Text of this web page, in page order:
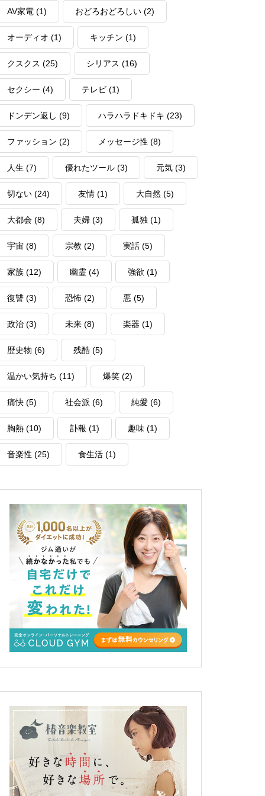
AV家電 (1) おどろおどろしい (2)
オーディオ (1) キッチン (1)
クスクス (25) シリアス (16)
セクシー (4) テレビ (1)
ドンデン返し (9) ハラハラドキドキ (23)
ファッション (2) メッセージ性 (8)
人生 (7) 優れたツール (3) 元気 (3)
切ない (24) 友情 (1) 大自然 (5)
大都会 (8) 夫婦 (3) 孤独 (1)
宇宙 (8) 宗教 (2) 実話 (5)
家族 (12) 幽霊 (4) 強欲 (1)
復讐 (3) 恐怖 (2) 悪 (5)
政治 (3) 未来 (8) 楽器 (1)
歴史物 (6) 残酷 (5)
温かい気持ち (11) 爆笑 (2)
痛快 (5) 社会派 (6) 純愛 (6)
胸熱 (10) 訃報 (1) 趣味 (1)
音楽性 (25) 食生活 (1)